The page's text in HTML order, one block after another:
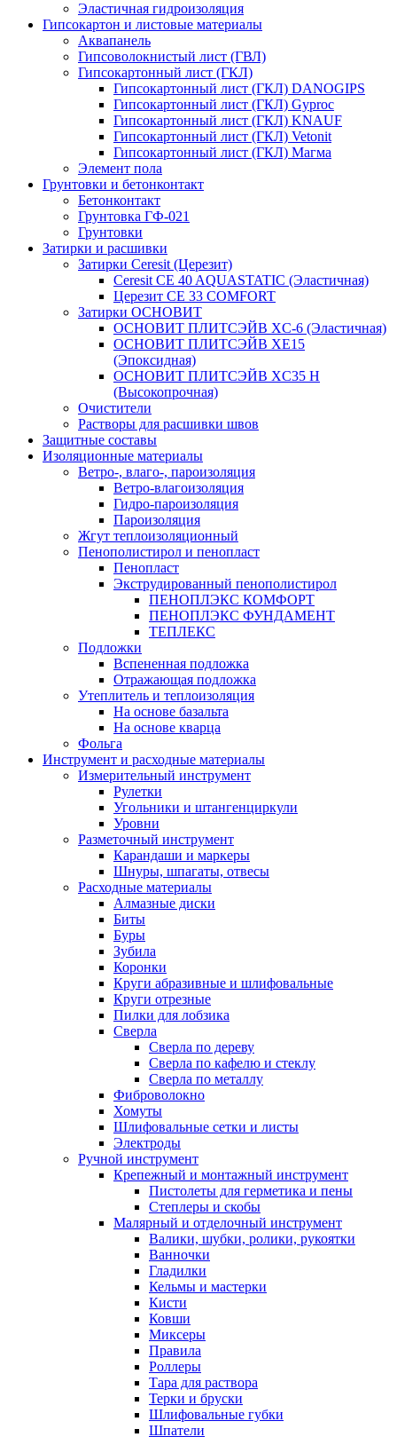
Эластичная гидроизоляция
Гипсокартон и листовые материалы
Аквапанель
Гипсоволокнистый лист (ГВЛ)
Гипсокартонный лист (ГКЛ)
Гипсокартонный лист (ГКЛ) DANOGIPS
Гипсокартонный лист (ГКЛ) Gyproc
Гипсокартонный лист (ГКЛ) KNAUF
Гипсокартонный лист (ГКЛ) Vetonit
Гипсокартонный лист (ГКЛ) Магма
Элемент пола
Грунтовки и бетонконтакт
Бетонконтакт
Грунтовка ГФ-021
Грунтовки
Затирки и расшивки
Затирки Ceresit (Церезит)
Ceresit CE 40 AQUASTATIC (Эластичная)
Церезит CE 33 COMFORT
Затирки ОСНОВИТ
ОСНОВИТ ПЛИТСЭЙВ XC-6 (Эластичная)
ОСНОВИТ ПЛИТСЭЙВ XЕ15
(Эпоксидная)
ОСНОВИТ ПЛИТСЭЙВ XС35 Н
(Высокопрочная)
Очистители
Растворы для расшивки швов
Защитные составы
Изоляционные материалы
Ветро-, влаго-, пароизоляция
Ветро-влагоизоляция
Гидро-пароизоляция
Пароизоляция
Жгут теплоизоляционный
Пенополистирол и пенопласт
Пенопласт
Экструдированный пенополистирол
ПЕНОПЛЭКС КОМФОРТ
ПЕНОПЛЭКС ФУНДАМЕНТ
ТЕПЛЕКС
Подложки
Вспененная подложка
Отражающая подложка
Утеплитель и теплоизоляция
На основе базальта
На основе кварца
Фольга
Инструмент и расходные материалы
Измерительный инструмент
Рулетки
Угольники и штангенциркули
Уровни
Разметочный инструмент
Карандаши и маркеры
Шнуры, шпагаты, отвесы
Расходные материалы
Алмазные диски
Биты
Буры
Зубила
Коронки
Круги абразивные и шлифовальные
Круги отрезные
Пилки для лобзика
Сверла
Сверла по дереву
Сверла по кафелю и стеклу
Сверла по металлу
Фиброволокно
Хомуты
Шлифовальные сетки и листы
Электроды
Ручной инструмент
Крепежный и монтажный инструмент
Пистолеты для герметика и пены
Степлеры и скобы
Малярный и отделочный инструмент
Валики, шубки, ролики, рукоятки
Ванночки
Гладилки
Кельмы и мастерки
Кисти
Ковши
Миксеры
Правила
Роллеры
Тара для раствора
Терки и бруски
Шлифовальные губки
Шпатели